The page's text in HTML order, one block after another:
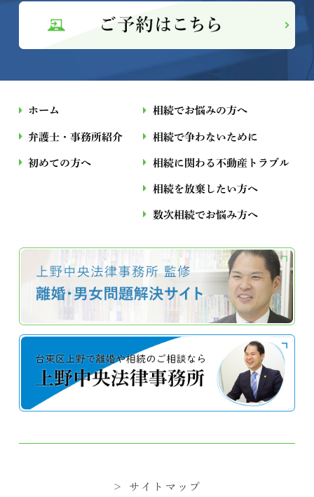
ホーム
弁護士・事務所紹介
初めての方へ
相続でお悩みの方へ
相続で争わないために
相続に関わる不動産トラブル
相続を放棄したい方へ
数次相続でお悩み⽅へ
＞ サイトマップ